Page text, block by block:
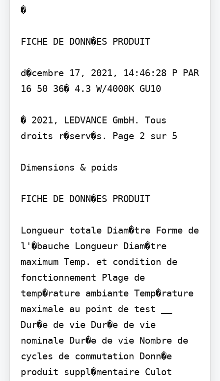
�
FICHE DE DONN�ES PRODUIT
d�cembre 17, 2021, 14:46:28 P PAR
16 50 36� 4.3 W/4000K GU10
� 2021, LEDVANCE GmbH. Tous
droits r�serv�s. Page 2 sur 5
Dimensions & poids
FICHE DE DONN�ES PRODUIT
Longueur totale Diam�tre Forme de
l'�bauche Longueur Diam�tre
maximum Temp. et condition de
fonctionnement Plage de
temp�rature ambiante Temp�rature
maximale au point de test __
Dur�e de vie Dur�e de vie
nominale Dur�e de vie Nombre de
cycles de commutation Donn�e
produit suppl�mentaire Culot